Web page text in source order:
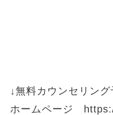
↓無料カウンセリング
ホームページ